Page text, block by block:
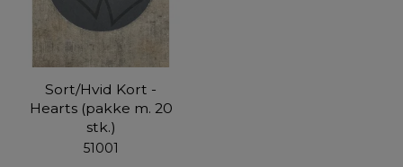
Sort/Hvid Kort -
Hearts (pakke m. 20
stk.)
51001